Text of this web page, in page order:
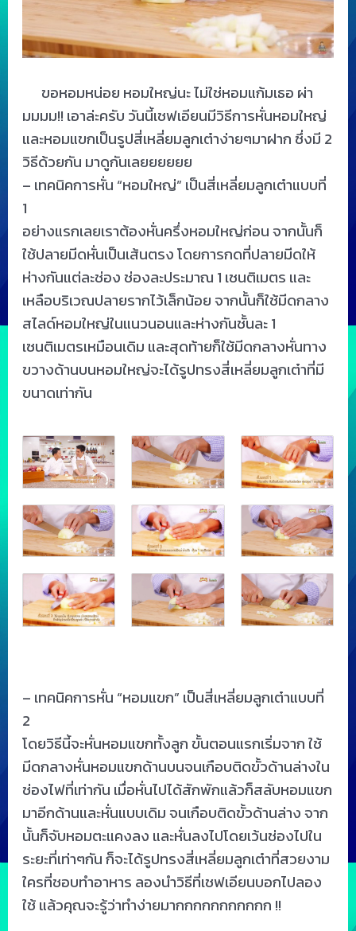
ขอหอมหน่อย หอมใหญ่นะ ไม่ใช่หอมแก้มเธอ ผ่า
มมมม!! เอาล่ะครับ วันนี้เชฟเอียนมีวิธีการหั่นหอมใหญ่
และหอมแขกเป็นรูปสี่เหลี่ยมลูกเต๋าง่ายๆมาฝาก ซึ่งมี 2
วิธีด้วยกัน มาดูกันเลยยยยยย
– เทคนิคการหั่น “หอมใหญ่” เป็นสี่เหลี่ยมลูกเต๋าแบบที่
1
อย่างแรกเลยเราต้องหั่นครึ่งหอมใหญ่ก่อน จากนั้นก็
ใช้ปลายมีดหั่นเป็นเส้นตรง โดยการกดที่ปลายมีดให้
ห่างกันแต่ละช่อง ช่องละประมาณ 1 เซนติเมตร และ
เหลือบริเวณปลายรากไว้เล็กน้อย จากนั้นก็ใช้มีดกลาง
สไลด์หอมใหญ่ในแนวนอนและห่างกันชั้นละ 1
เซนติเมตรเหมือนเดิม และสุดท้ายก็ใช้มีดกลางหั่นทาง
ขวางด้านบนหอมใหญ่จะได้รูปทรงสี่เหลี่ยมลูกเต๋าที่มี
ขนาดเท่ากัน
– เทคนิคการหั่น “หอมแขก” เป็นสี่เหลี่ยมลูกเต๋าแบบที่
2
โดยวิธีนี้จะหั่นหอมแขกทั้งลูก ขั้นตอนแรกเริ่มจาก ใช้
มีดกลางหั่นหอมแขกด้านบนจนเกือบติดขั้วด้านล่างใน
ช่องไฟที่เท่ากัน เมื่อหั่นไปได้สักพักแล้วก็สลับหอมแขก
มาอีกด้านและหั่นแบบเดิม จนเกือบติดขั้วด้านล่าง จาก
นั้นก็จับหอมตะแคงลง และหั่นลงไปโดยเว้นช่องไปใน
ระยะที่เท่าๆกัน ก็จะได้รูปทรงสี่เหลี่ยมลูกเต๋าที่สวยงาม
ใครที่ชอบทำอาหาร ลองนำวิธีที่เชฟเอียนบอกไปลอง
ใช้ แล้วคุณจะรู้ว่าทำง่ายมากกกกกกกกกกก !!